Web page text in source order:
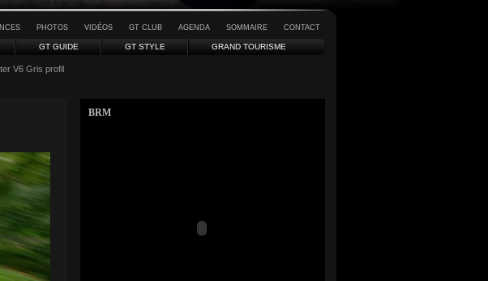
PHOTOS VIDÉOS GT CLUB AGENDA SOMMAIRE CONTACT
GT GUIDE GT STYLE GRAND TOURISME
V6 Gris profil
BRM